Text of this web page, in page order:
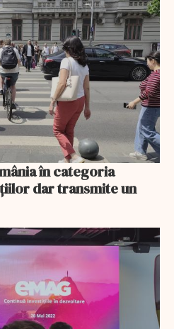
în categoria
dar transmite un